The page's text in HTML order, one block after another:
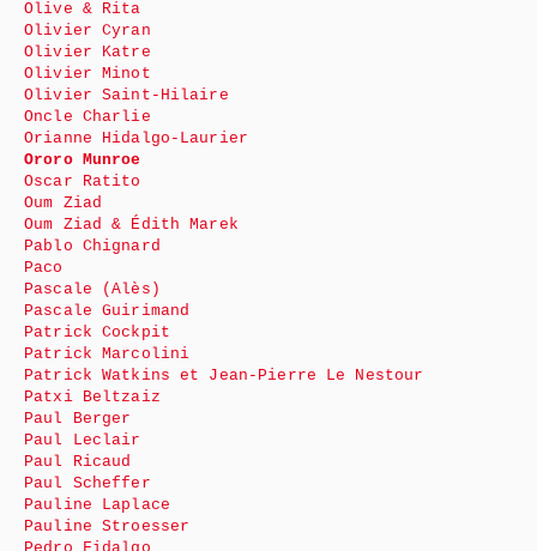
Olive & Rita
Olivier Cyran
Olivier Katre
Olivier Minot
Olivier Saint-Hilaire
Oncle Charlie
Orianne Hidalgo-Laurier
Ororo Munroe
Oscar Ratito
Oum Ziad
Oum Ziad & Édith Marek
Pablo Chignard
Paco
Pascale (Alès)
Pascale Guirimand
Patrick Cockpit
Patrick Marcolini
Patrick Watkins et Jean-Pierre Le Nestour
Patxi Beltzaiz
Paul Berger
Paul Leclair
Paul Ricaud
Paul Scheffer
Pauline Laplace
Pauline Stroesser